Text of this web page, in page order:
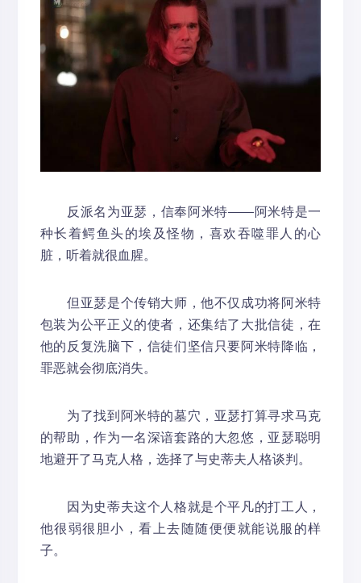
反派名为亚瑟，信奉阿米特——阿米特是一
种长着鳄鱼头的埃及怪物，喜欢吞噬罪人的心
脏，听着就很血腥。
但亚瑟是个传销大师，他不仅成功将阿米特
包装为公平正义的使者，还集结了大批信徒，在
他的反复洗脑下，信徒们坚信只要阿米特降临，
罪恶就会彻底消失。
为了找到阿米特的墓穴，亚瑟打算寻求马克
的帮助，作为一名深谙套路的大忽悠，亚瑟聪明
地避开了马克人格，选择了与史蒂夫人格谈判。
因为史蒂夫这个人格就是个平凡的打工人，
他很弱很胆小，看上去随随便便就能说服的样
子。